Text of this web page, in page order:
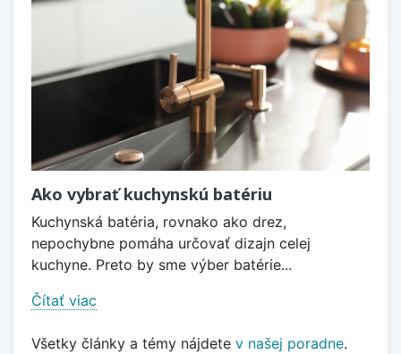
Ako vybrať kuchynskú batériu
Kuchynská batéria, rovnako ako drez,
nepochybne pomáha určovať dizajn celej
kuchyne. Preto by sme výber batérie...
Čítať viac
Všetky články a témy nájdete v našej poradne.